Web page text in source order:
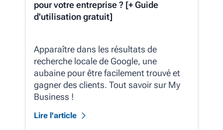
pour votre entreprise ? [+ Guide
d'utilisation gratuit]
Apparaître dans les résultats de
recherche locale de Google, une
aubaine pour être facilement trouvé et
gagner des clients. Tout savoir sur My
Business !
Lire l'article